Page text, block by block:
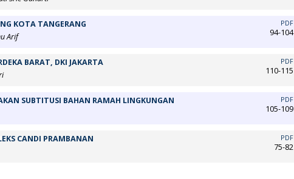
KOTA TANGERANG
Arif
PDF
94-104
BARAT, DKI JAKARTA
PDF
110-115
SUBTITUSI BAHAN RAMAH LINGKUNGAN
PDF
105-109
CANDI PRAMBANAN
PDF
75-82